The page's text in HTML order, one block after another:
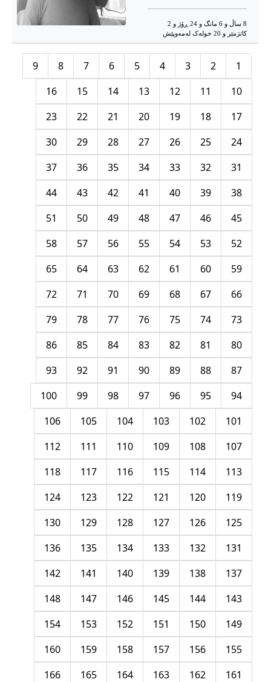
8 ساڵ و 6 مانگ و 24 ڕۆژ و 2
کاتژمێر و 20 خوله‌ک له‌مه‌وپێش‌
1
2
3
4
5
6
7
8
9
10
11
12
13
14
15
16
17
18
19
20
21
22
23
24
25
26
27
28
29
30
31
32
33
34
35
36
37
38
39
40
41
42
43
44
45
46
47
48
49
50
51
52
53
54
55
56
57
58
59
60
61
62
63
64
65
66
67
68
69
70
71
72
73
74
75
76
77
78
79
80
81
82
83
84
85
86
87
88
89
90
91
92
93
94
95
96
97
98
99
100
101
102
103
104
105
106
107
108
109
110
111
112
113
114
115
116
117
118
119
120
121
122
123
124
125
126
127
128
129
130
131
132
133
134
135
136
137
138
139
140
141
142
143
144
145
146
147
148
149
150
151
152
153
154
155
156
157
158
159
160
161
162
163
164
165
166